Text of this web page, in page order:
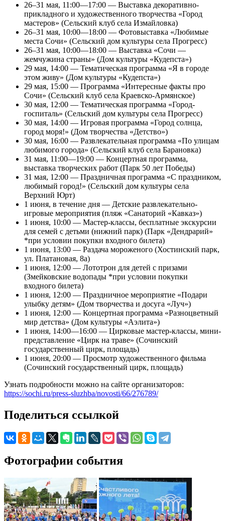
26–31 мая, 11:00—17:00 — Выставка декоративно-
прикладного и художественного творчества «Город
мастеров» (Сельский клуб села Измайловка)
26–31 мая, 10:00—18:00 — Фотовыставка «Любимые
места Сочи» (Сельский дом культуры села Прогресс)
26–31 мая, 10:00—18:00 — Выставка «Сочи —
жемчужина страны» (Дом культуры «Кудепста»)
29 мая, 14:00 — Тематическая программа «Я в городе
этом живу» (Дом культуры «Кудепста»)
29 мая, 15:00 — Программа «Интересные факты про
Сочи» (Сельский клуб села Краевско-Армянское)
30 мая, 12:00 — Тематическая программа «Город-
госпиталь» (Сельский дом культуры села Прогресс)
30 мая, 14:00 — Игровая программа «Город солнца,
город моря!» (Дом творчества «Детство»)
30 мая, 16:00 — Развлекательная программа «По улицам
любимого города» (Сельский клуб села Барановка)
31 мая, 11:00—19:00 — Концертная программа,
выставка творческих работ (Парк 50 лет Победы)
31 мая, 12:00 — Праздничная программа «С праздником,
любимый город!» (Сельский дом культуры села
Верхний Юрт)
1 июня, в течение дня — Детские развлекательно-
игровые мероприятия (пляж «Санаторий «Кавказ»)
1 июня, 10:00 — Мастер-классы, бесплатные экскурсии
для семей с детьми (нижний парк) (Парк «Дендрарий»
*при условии покупки входного билета)
1 июня, 13:00 — Раздача мороженого (Хостинский парк,
ул. Платановая, 8а)
1 июня, 12:00 — Лототрон для детей с призами
(Змейковские водопады *при условии покупки
входного билета)
1 июня, 12:00 — Праздничное мероприятие «Подари
улыбку детям» (Дом творчества и досуга «Луч»)
1 июня, 12:00 — Концертная программа «Разноцветный
мир детства» (Дом культуры «Аэлита»)
1 июня, 14:00—16:00 — Цирковые мастер-классы, мини-
представление «Цирк на траве» (Сочинский
государственный цирк, площадь)
1 июня, 20:00 — Просмотр художественного фильма
(Сочинский государственный цирк, площадь)
Узнать подробности можно на сайте организаторов:
https://sochi.ru/press-sluzhba/novosti/66/276789/
Поделиться ссылкой
Фотографии события